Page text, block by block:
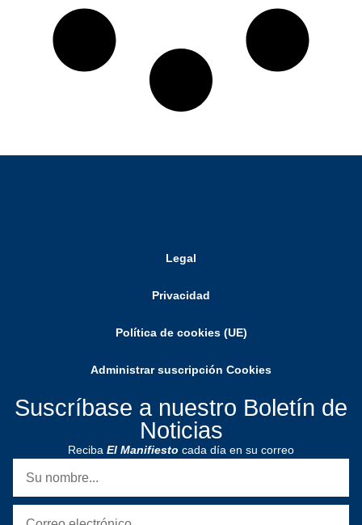
Legal
Privacidad
Política de cookies (UE)
Administrar suscripción Cookies
Suscríbase a nuestro Boletín de
Noticias
Reciba El Manifiesto cada día en su correo